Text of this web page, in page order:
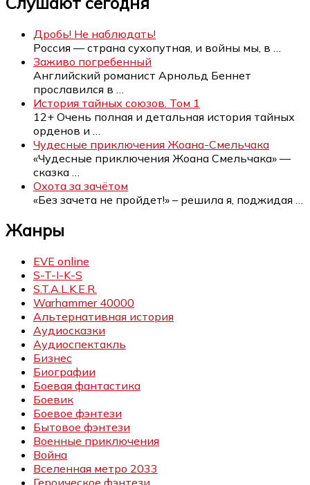
Дробь! Не наблюдать!
Россия — страна сухопутная, и войны мы, в
Заживо погребенный
Английский романист Арнольд Беннет
прославился в
История тайных союзов. Том 1
12+ Очень полная и детальная история тайных
орденов и
Чудесные приключения Жоана-Смельчака
«Чудесные приключения Жоана Смельчака» —
сказка
Охота за зачётом
«Без зачета не пройдет!» – решила я, поджидая
Жанры
EVE online
S-T-I-K-S
S.T.A.L.K.E.R.
Warhammer 40000
Альтернативная история
Аудиосказки
Аудиоспектакль
Бизнес
Биографии
Боевая фантастика
Боевик
Боевое фэнтези
Бытовое фэнтези
Военные приключения
Война
Вселенная метро 2033